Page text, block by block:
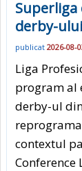
derby-
publicat 2026-08-
Liga
program al
derby-ul
contextul
Conference